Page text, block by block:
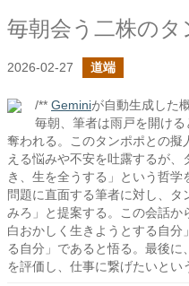
毎朝会う二株のタ
2026-02-27 道端
/** Geminiが自動生成した
毎朝、筆者は雨戸を開け
奪われる。このタンポポとの
える悩みや不安を吐露するが
き、生を全うする」という哲
問題に直面する筆者に対し、
みろ」と提案する。この会話
白おかしく生きようとする自
る自分」であると悟る。最後
を評価し、仕事に繋げたいとい